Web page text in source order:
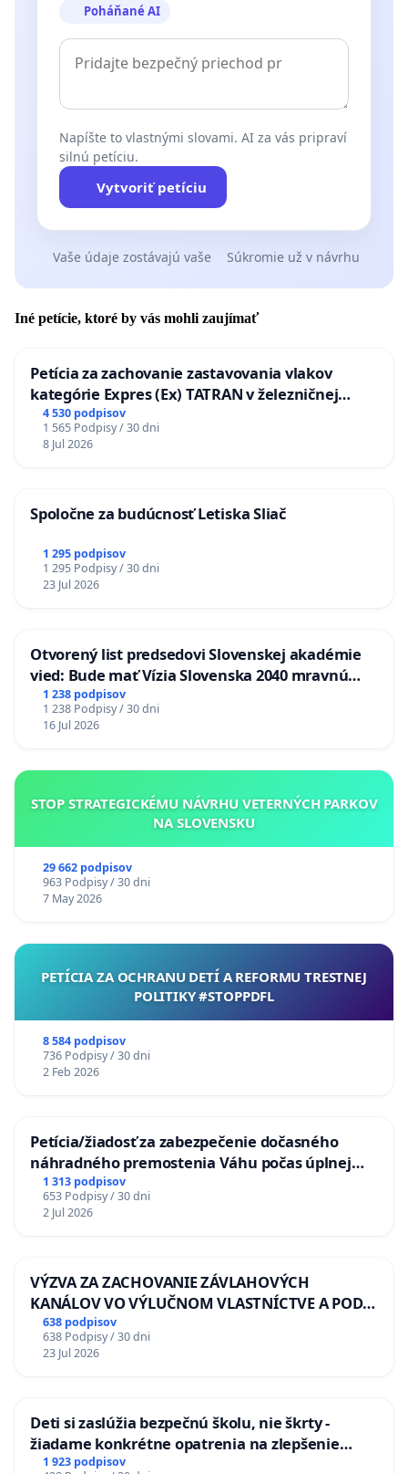
Poháňané AI
Napíšte to vlastnými slovami. AI za vás pripraví
silnú petíciu.
Vytvoriť petíciu
Vaše údaje zostávajú vaše Súkromie už v návrhu
Iné petície, ktoré by vás mohli zaujímať
Petícia za zachovanie zastavovania vlakov
kategórie Expres (Ex) TATRAN v železničnej
stanici Púchov
4 530 podpisov
1 565 Podpisy / 30 dni
8 Jul 2026
Spoločne za budúcnosť Letiska Sliač
1 295 podpisov
1 295 Podpisy / 30 dni
23 Jul 2026
Otvorený list predsedovi Slovenskej akadémie
vied: Bude mať Vízia Slovenska 2040 mravnú
chrbticu?
1 238 podpisov
1 238 Podpisy / 30 dni
16 Jul 2026
STOP STRATEGICKÉMU NÁVRHU VETERNÝCH PARKOV
NA SLOVENSKU
29 662 podpisov
963 Podpisy / 30 dni
7 May 2026
PETÍCIA ZA OCHRANU DETÍ A REFORMU TRESTNEJ
POLITIKY #STOPPDFL
8 584 podpisov
736 Podpisy / 30 dni
2 Feb 2026
Petícia/žiadosť za zabezpečenie dočasného
náhradného premostenia Váhu počas úplnej
uzávery Vážskeho mosta v Komárne
1 313 podpisov
653 Podpisy / 30 dni
2 Jul 2026
VÝZVA ZA ZACHOVANIE ZÁVLAHOVÝCH
KANÁLOV VO VÝLUČNOM VLASTNÍCTVE A POD
KONTROLOU SLOVENSKEJ REPUBLIKY & žiadosť
na riešenie zanedbaného stavu závlahových a
odvodňovacích kanálov na Slovensku
638 podpisov
638 Podpisy / 30 dni
23 Jul 2026
Deti si zaslúžia bezpečnú školu, nie škrty -
žiadame konkrétne opatrenia na zlepšenie
situácie v školstve
1 923 podpisov